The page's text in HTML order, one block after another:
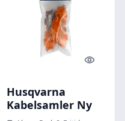
Quick
Husqvarna
Kabelsamler Ny
model, 5 stk.